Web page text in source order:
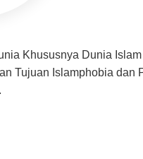
Khususnya Dunia
Tujuan Islamphobia dan